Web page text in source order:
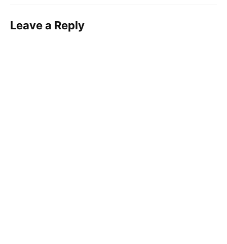
Leave a Reply